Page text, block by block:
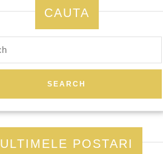
CAUTA
ULTIMELE POSTARI